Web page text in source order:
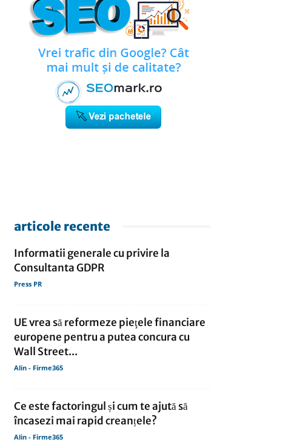
articole recente
Informatii generale cu privire la
Consultanta GDPR
Press PR
UE vrea să reformeze pieţele financiare
europene pentru a putea concura cu
Wall Street...
Alin - Firme365
Ce este factoringul și cum te ajută să
încasezi mai rapid creanțele?
Alin - Firme365